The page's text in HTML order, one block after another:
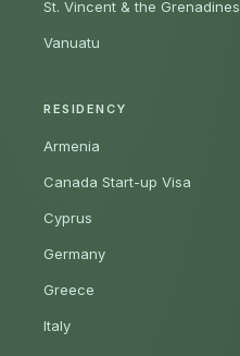
St. Vincent & the Grenadines
Vanuatu
RESIDENCY
Armenia
Canada Start-up Visa
Cyprus
Germany
Greece
Italy